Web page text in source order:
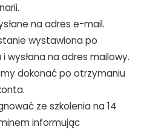
na adres e-mail.
wystawiona po
wysłana na adres mailowy.
dokonać po otrzymaniu
ze szkolenia na 14
informując